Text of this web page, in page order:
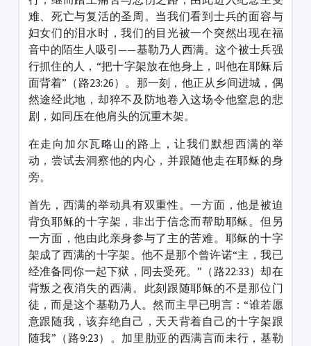
难、死亡与复活的圣周。当我们看到士兵的面容与
妇女们的泪水时，我们的目光被一个突然出现在福
音中的陌生人吸引——基勒乃人西满。这个被士兵强
行抓住的人，“把十字架放在他身上，叫他在耶稣后
面背着”（路23:26）。那一刻，他正从乡间进城，偶
然途经此地，却猝不及防地卷入这场令他窒息的悲
剧，如同压在他肩头的沉重木架。
在走向加尔瓦略山的路上，让我们默想西满的举
动，尝试去洞察他的内心，并跟随他走在耶稣的身
旁。
首先，西满的举动具有双重性。一方面，他是被迫
背负耶稣的十字架，非出于信念而帮助耶稣。但另
一方面，他由此亲身参与了主的苦难。耶稣的十字
架成了西满的十字架。他不是那个曾许诺“主，我已
经准备同你一起下狱，同去受死。”（路22:33）却在
背叛之夜消失的西满。此刻跟随耶稣的不是那位门
徒，而是这个基勒乃人。然而主早已明言：“谁若愿
意跟随我，该弃绝自己，天天背着自己的十字架跟
随我”（路9:23）。加里肋亚的西满言而未行，基勒